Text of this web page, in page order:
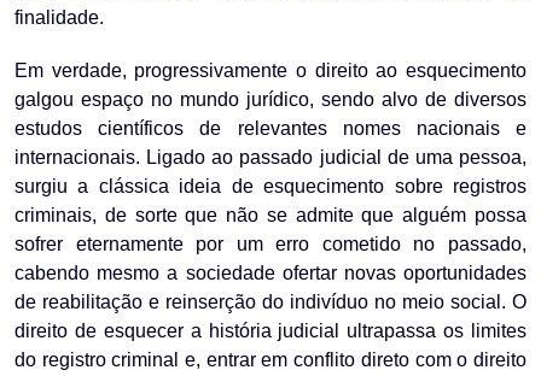
finalidade.
Em verdade, progressivamente o direito ao esquecimento
galgou espaço no mundo jurídico, sendo alvo de diversos
estudos científicos de relevantes nomes nacionais e
internacionais. Ligado ao passado judicial de uma pessoa,
surgiu a clássica ideia de esquecimento sobre registros
criminais, de sorte que não se admite que alguém possa
sofrer eternamente por um erro cometido no passado,
cabendo mesmo a sociedade ofertar novas oportunidades
de reabilitação e reinserção do indivíduo no meio social. O
direito de esquecer a história judicial ultrapassa os limites
do registro criminal e, entrar em conflito direto com o direito